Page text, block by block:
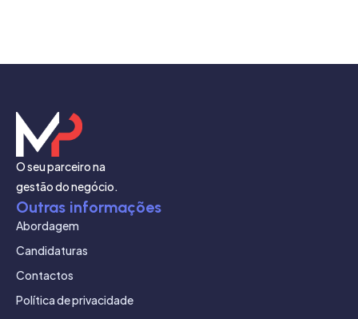
O seu parceiro na
gestão do negócio.
Outras informações
Abordagem
Candidaturas
Contactos
Política de privacidade